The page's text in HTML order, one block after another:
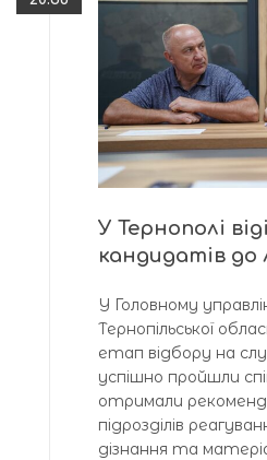
У Тернополі
кандидатів до
У Головному
Тернопільської
етап відбору на
успішно пройшли
отримали
підрозділів
дізнання та